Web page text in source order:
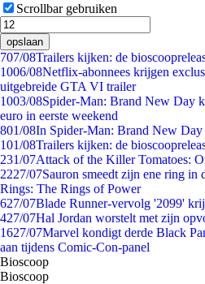
Scrollbar gebruiken
opslaan
707/08Trailers kijken: de
1006/08Netflix-abonnees krijgen
uitgebreide GTA VI trailer
1003/08Spider-Man: Brand New Day
euro in eerste weekend
801/08In Spider-Man: Brand New
101/08Trailers kijken: de
231/07Attack of the Killer Tomatoes:
2227/07Sauron smeedt zijn ene ring
Rings: The Rings of Power
627/07Blade Runner-vervolg '2099'
427/07Hal Jordan worstelt met zijn
1627/07Marvel kondigt derde Black
aan tijdens Comic-Con-panel
Bioscoop
Bioscoop